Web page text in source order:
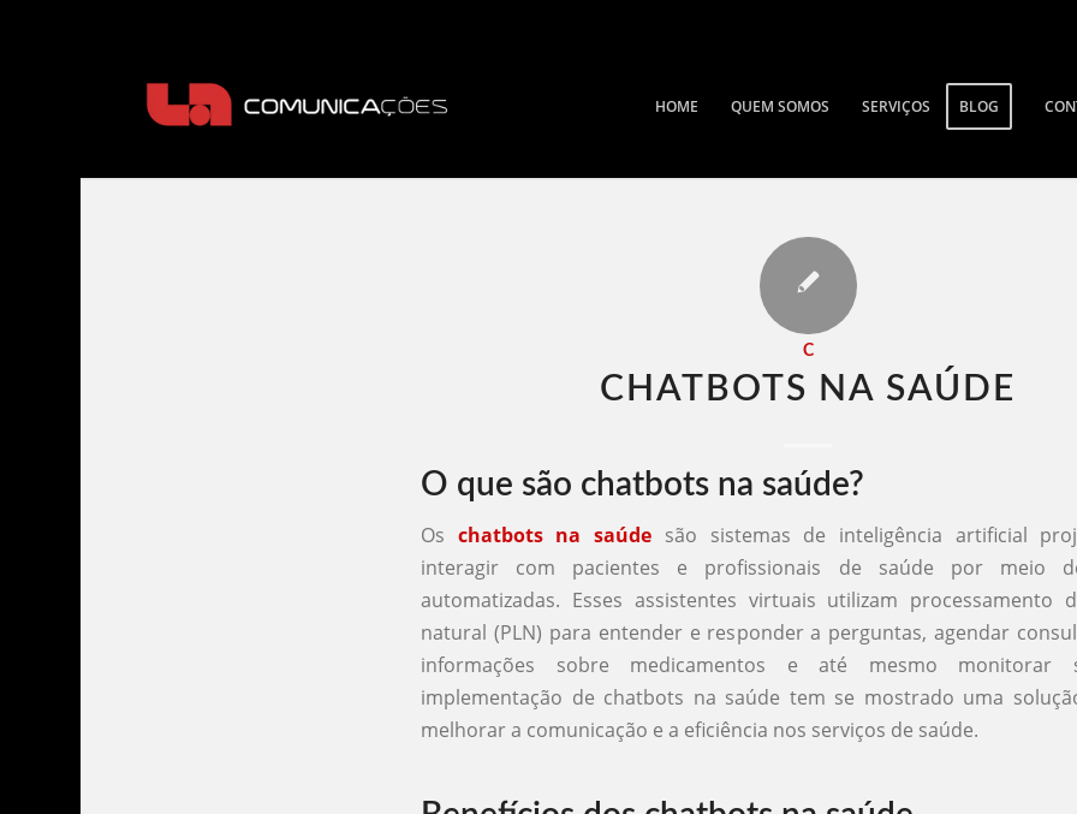
HOME QUEM SOMOS SERVIÇOS BLOG
C
CHATBOTS NA SAÚDE​
O que são chatbots na saúde?
Os chatbots na saúde são sistemas de inteligência artificial
interagir com pacientes e profissionais de saúde por meio
automatizadas. Esses assistentes virtuais utilizam processamento
natural (PLN) para entender e responder a perguntas, agendar
informações sobre medicamentos e até mesmo monitorar
implementação de chatbots na saúde tem se mostrado uma
melhorar a comunicação e a eficiência nos serviços de saúde.